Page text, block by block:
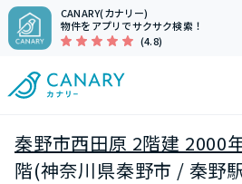
CANARY(カナリー)
物件をアプリでサクサク検索！
(4.8)
秦野市西田原 2階建 2000
階(神奈川県秦野市 / 秦野